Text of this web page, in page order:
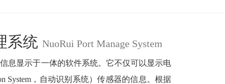
系统 NuoRui Port Manage System
息显示于一体的软件系统。它不仅可以显示电
System，自动识别系统）传感器的信息。根据